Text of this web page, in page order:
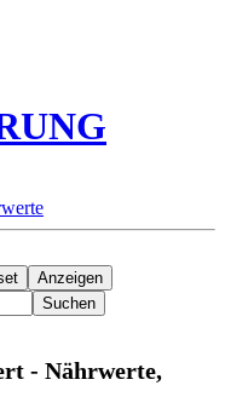
- Nährwerte,